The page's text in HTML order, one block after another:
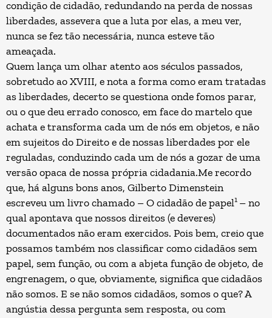
condição de cidadão, redundando na perda de nossas
liberdades, assevera que a luta por elas, a meu ver,
nunca se fez tão necessária, nunca esteve tão
ameaçada.
Quem lança um olhar atento aos séculos passados,
sobretudo ao XVIII, e nota a forma como eram tratadas
as liberdades, decerto se questiona onde fomos parar,
ou o que deu errado conosco, em face do martelo que
achata e transforma cada um de nós em objetos, e não
em sujeitos do Direito e de nossas liberdades por ele
reguladas, conduzindo cada um de nós a gozar de uma
versão opaca de nossa própria cidadania.Me recordo
que, há alguns bons anos, Gilberto Dimenstein
escreveu um livro chamado – O cidadão de papel1 – no
qual apontava que nossos direitos (e deveres)
documentados não eram exercidos. Pois bem, creio que
possamos também nos classificar como cidadãos sem
papel, sem função, ou com a abjeta função de objeto, de
engrenagem, o que, obviamente, significa que cidadãos
não somos. E se não somos cidadãos, somos o que? A
angústia dessa pergunta sem resposta, ou com